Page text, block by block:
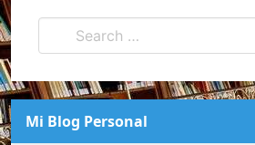
Mi Blog Personal